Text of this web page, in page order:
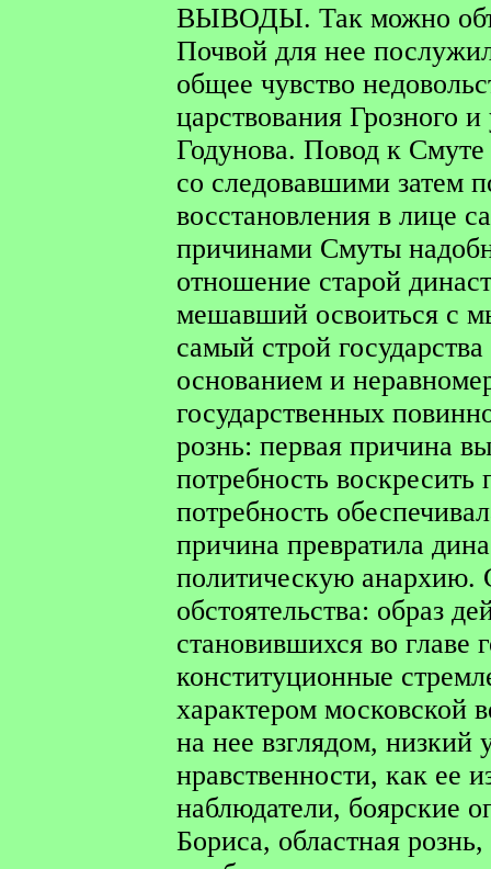
ВЫВОДЫ. Так можно
Почвой для нее
общее чувство
царствования Грозного
Годунова. Повод к
со следовавшими затем
восстановления в лице
причинами Смуты
отношение старой
мешавший освоиться с
самый строй
основанием и
государственных
рознь: первая причина
потребность
потребность
причина превратила
политическую анархию.
обстоятельства: образ
становившихся во главе
конституционные
характером московской
на нее взглядом, низкий
нравственности, как ее
наблюдатели, боярские
Бориса, областная